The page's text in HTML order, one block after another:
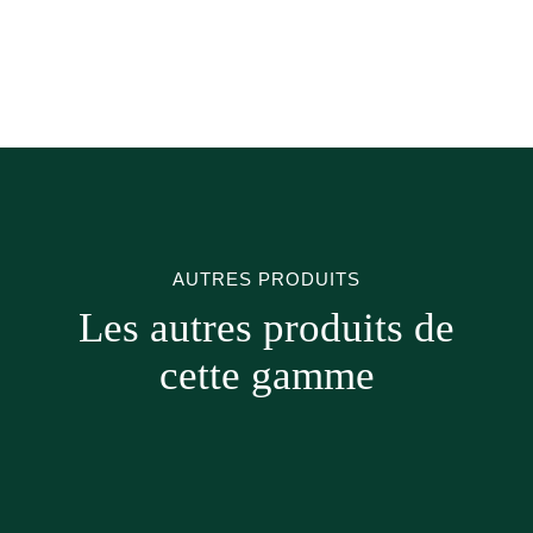
AUTRES PRODUITS
Les autres produits de
cette gamme